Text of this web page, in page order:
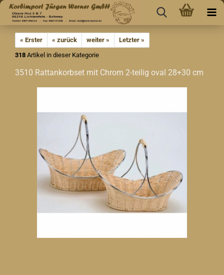
« Erster « zurück weiter »
Letzter »
318 Artikel in dieser Kategorie
3510 Rattankorbset mit Chrom 2-teilig oval 28+30 cm